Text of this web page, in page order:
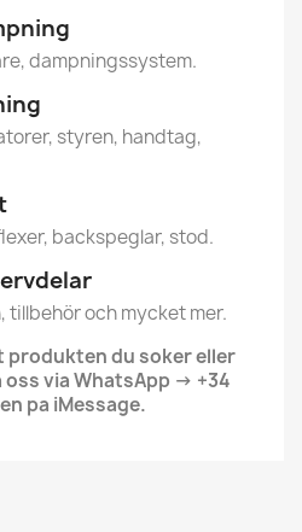
dampningssystem.
styren, handtag,
backspeglar, stod.
tillbehör och mycket mer.
produkten du soker eller
via WhatsApp -> +34
pa iMessage.